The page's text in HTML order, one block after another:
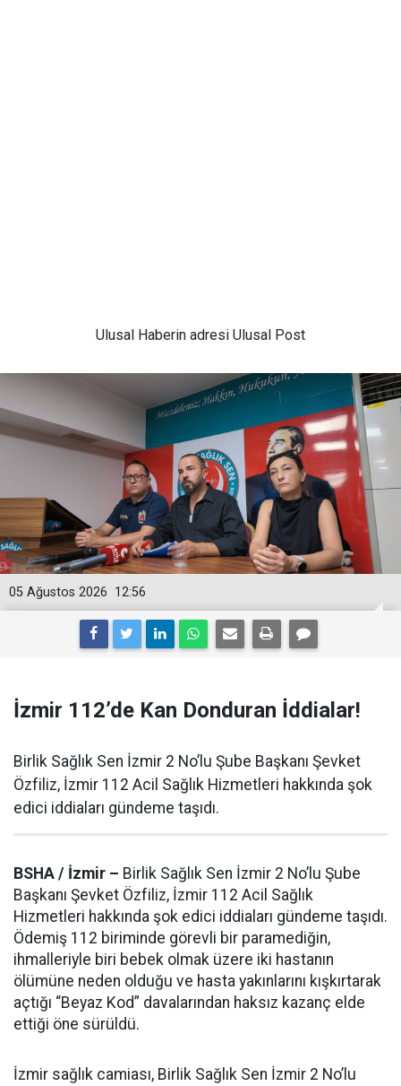
Ulusal Haberin adresi Ulusal Post
12:56
05 Ağustos 2026
İzmir 112’de Kan Donduran İddialar!
Birlik Sağlık Sen İzmir 2 No’lu Şube Başkanı Şevket
Özfiliz, İzmir 112 Acil Sağlık Hizmetleri hakkında şok
edici iddiaları gündeme taşıdı.
BSHA / İzmir – Birlik Sağlık Sen İzmir 2 No’lu Şube
Başkanı Şevket Özfiliz, İzmir 112 Acil Sağlık
Hizmetleri hakkında şok edici iddiaları gündeme taşıdı.
Ödemiş 112 biriminde görevli bir paramediğin,
ihmalleriyle biri bebek olmak üzere iki hastanın
ölümüne neden olduğu ve hasta yakınlarını kışkırtarak
açtığı “Beyaz Kod” davalarından haksız kazanç elde
ettiği öne sürüldü.
İzmir sağlık camiası, Birlik Sağlık Sen İzmir 2 No’lu